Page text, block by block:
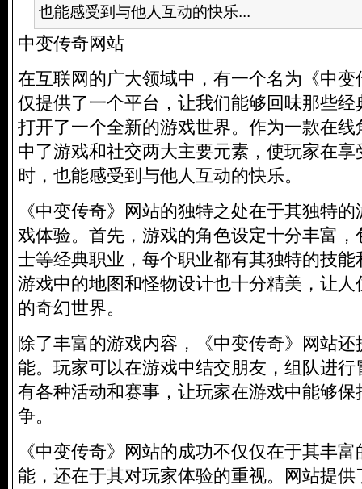
也能感受到与他人互动的快乐...
中变传奇网站
在互联网的广大领域中，有一个名为《中
仅提供了一个平台，让我们能够回味那些
打开了一个全新的游戏世界。作为一款在
中了游戏和社交两大主要元素，使玩家在
时，也能感受到与他人互动的快乐。
《中变传奇》网站的独特之处在于其独特
戏体验。首先，游戏的角色设定十分丰富
士等经典职业，每个职业都有其独特的技
游戏中的地图和怪物设计也十分精美，让
的奇幻世界。
除了丰富的游戏内容，《中变传奇》网站
能。玩家可以在游戏中结交朋友，组队进
有各种活动和赛事，让玩家在游戏中能够
争。
《中变传奇》网站的成功不仅仅在于其丰
能，还在于其对玩家体验的重视。网站提